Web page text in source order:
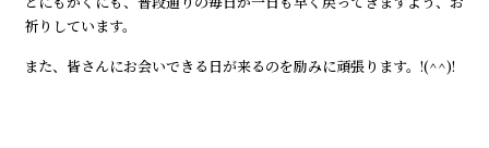
祈りしています。
また、皆さんにお会いできる日が来るのを励みに頑張ります。!(^^)!